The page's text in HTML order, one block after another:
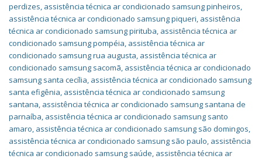
perdizes, assistência técnica ar condicionado samsung pinheiros,
assistência técnica ar condicionado samsung piqueri, assistência
técnica ar condicionado samsung pirituba, assistência técnica ar
condicionado samsung pompéia, assistência técnica ar
condicionado samsung rua augusta, assistência técnica ar
condicionado samsung sacomã, assistência técnica ar condicionado
samsung santa cecília, assistência técnica ar condicionado samsung
santa efigênia, assistência técnica ar condicionado samsung
santana, assistência técnica ar condicionado samsung santana de
parnaíba, assistência técnica ar condicionado samsung santo
amaro, assistência técnica ar condicionado samsung são domingos,
assistência técnica ar condicionado samsung são paulo, assistência
técnica ar condicionado samsung saúde, assistência técnica ar